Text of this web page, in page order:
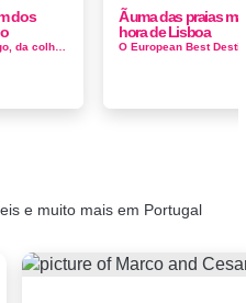
dos
Ã uma das praias
hora de Lisboa
e muito mais em Portugal